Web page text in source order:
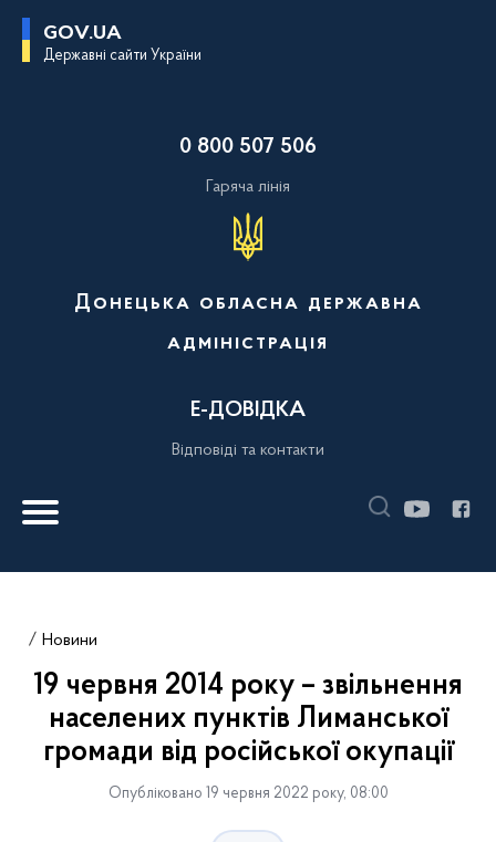
GOV.UA
Державні сайти України
0 800 507 506
Гаряча лінія
Донецька обласна державна
адміністрація
Е-ДОВІДКА
Відповіді та контакти
Новини
19 червня 2014 року – звільнення
населених пунктів Лиманської
громади від російської окупації
Опубліковано 19 червня 2022 року, 08:00